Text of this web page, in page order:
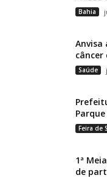
Bahia
Anvisa
câncer
Saúde
Feira de
1ª
de